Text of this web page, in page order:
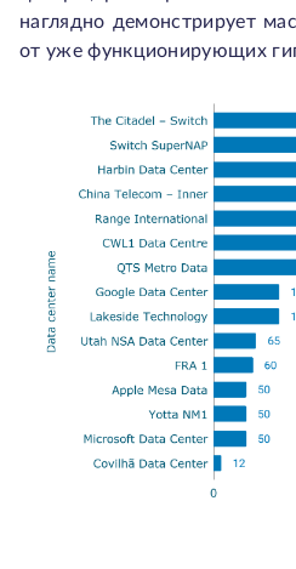
наглядно демонстрирует
от уже функционирующих